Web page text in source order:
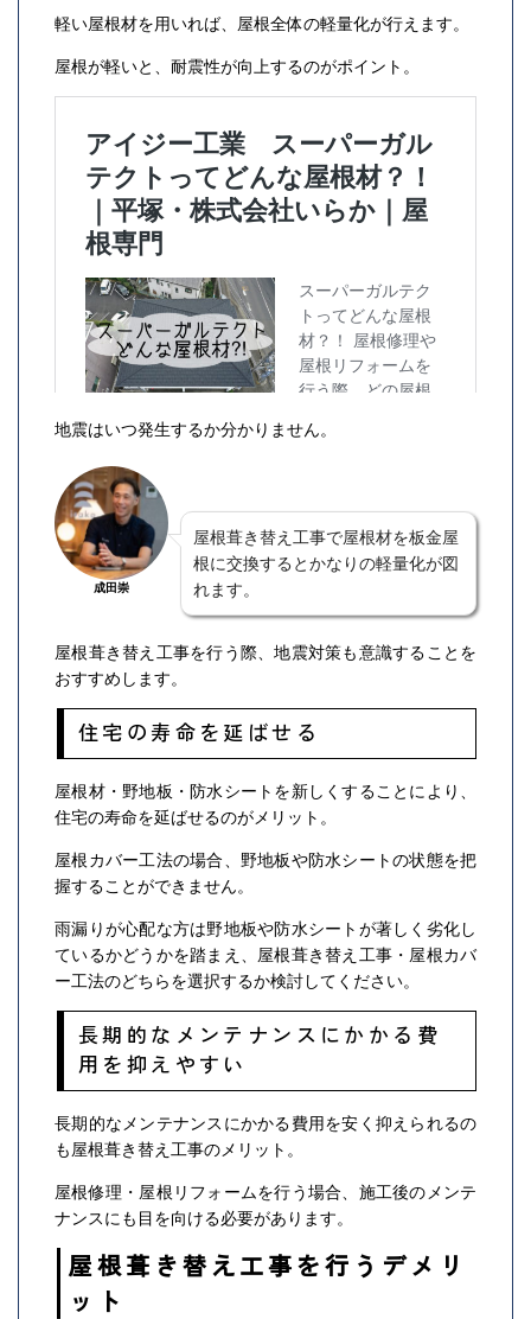
軽い屋根材を用いれば、屋根全体の軽量化が行えます。
屋根が軽いと、耐震性が向上するのがポイント。
地震はいつ発生するか分かりません。
成田崇
屋根葺き替え工事で屋根材を板金屋
根に交換するとかなりの軽量化が図
れます。
屋根葺き替え工事を行う際、地震対策も意識することを
おすすめします。
住宅の寿命を延ばせる
屋根材・野地板・防水シートを新しくすることにより、
住宅の寿命を延ばせるのがメリット。
屋根カバー工法の場合、野地板や防水シートの状態を把
握することができません。
雨漏りが心配な方は野地板や防水シートが著しく劣化し
ているかどうかを踏まえ、屋根葺き替え工事・屋根カバ
ー工法のどちらを選択するか検討してください。
長期的なメンテナンスにかかる費
用を抑えやすい
長期的なメンテナンスにかかる費用を安く抑えられるの
も屋根葺き替え工事のメリット。
屋根修理・屋根リフォームを行う場合、施工後のメンテ
ナンスにも目を向ける必要があります。
屋根葺き替え工事を行うデメリ
ット